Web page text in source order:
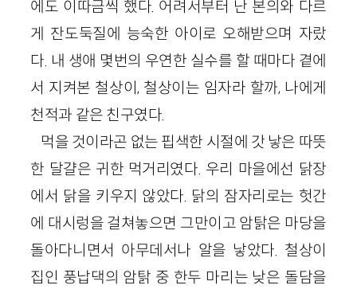
에도 이따금씩 했다. 어려서부터 난 본의와 다르
게 잔도둑질에 능숙한 아이로 오해받으며 자랐
다. 내 생애 몇번의 우연한 실수를 할 때마다 곁에
서 지켜본 철상이, 철상이는 임자라 할까, 나에게
천적과 같은 친구였다.
먹을 것이라곤 없는 핍색한 시절에 갓 낳은 따뜻
한 달걀은 귀한 먹거리였다. 우리 마을에선 닭장
에서 닭을 키우지 않았다. 닭의 잠자리로는 헛간
에 대시렁을 걸쳐놓으면 그만이고 암탉은 마당을
돌아다니면서 아무데서나 알을 낳았다. 철상이
집인 풍납댁의 암탉 중 한두 마리는 낮은 돌담을